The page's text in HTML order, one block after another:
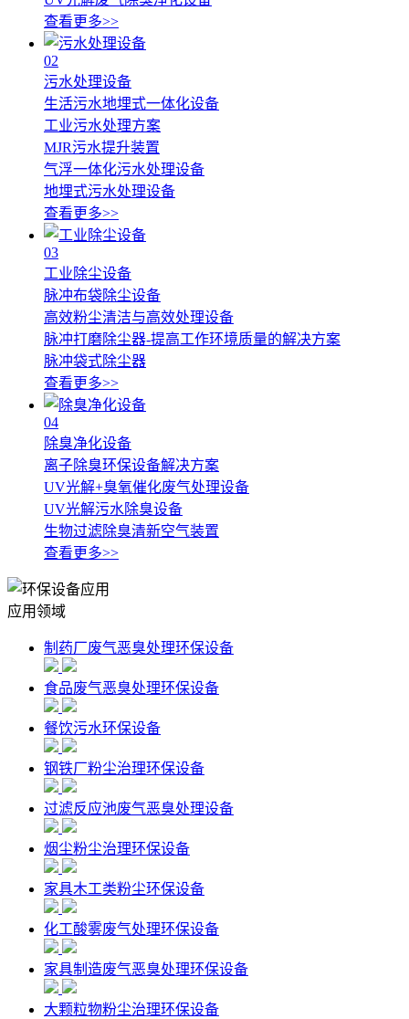
查看更多>>
02
污水处理设备
生活污水地埋式一体化设备
工业污水处理方案
MJR污水提升装置
气浮一体化污水处理设备
地埋式污水处理设备
查看更多>>
03
工业除尘设备
脉冲布袋除尘设备
高效粉尘清洁与高效处理设备
脉冲打磨除尘器-提高工作环境质量的解决方案
脉冲袋式除尘器
查看更多>>
04
除臭净化设备
离子除臭环保设备解决方案
UV光解+臭氧催化废气处理设备
UV光解污水除臭设备
生物过滤除臭清新空气装置
查看更多>>
应用领域
制药厂废气恶臭处理环保设备
食品废气恶臭处理环保设备
餐饮污水环保设备
钢铁厂粉尘治理环保设备
过滤反应池废气恶臭处理设备
烟尘粉尘治理环保设备
家具木工类粉尘环保设备
化工酸雾废气处理环保设备
家具制造废气恶臭处理环保设备
大颗粒物粉尘治理环保设备